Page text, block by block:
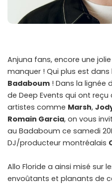
Anjuna fans, encore une
manquer ! Qui plus est
Badaboum ! Dans la lignée
de Deep Events qui ont
artistes comme Marsh,
Romain Garcia, on vous
au Badaboum ce samedi
DJ/producteur montréalais
Allo Floride a ainsi misé sur
envoûtants et planants de